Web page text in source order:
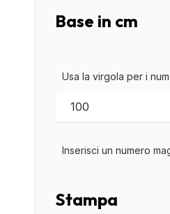
Base in cm
Usa la virgola per i
Inserisci un numero
Stampa